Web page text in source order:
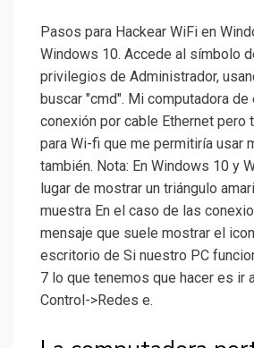
Pasos para Hackear WiFi en
Windows 10. Accede al símbolo
privilegios de Administrador,
buscar "cmd". Mi computadora
conexión por cable Ethernet pero
para Wi-fi que me permitiría usar
también. Nota: En Windows 10 y
lugar de mostrar un triángulo
muestra En el caso de las
mensaje que suele mostrar el
escritorio de Si nuestro PC
7 lo que tenemos que hacer es ir
Control->Redes e.